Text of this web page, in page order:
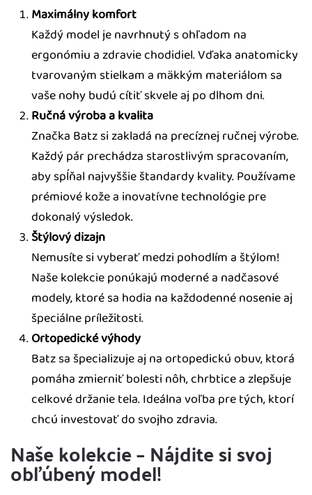
Maximálny komfort
Každý model je navrhnutý s ohľadom na
ergonómiu a zdravie chodidiel. Vďaka anatomicky
tvarovaným stielkam a mäkkým materiálom sa
vaše nohy budú cítiť skvele aj po dlhom dni.
Ručná výroba a kvalita
Značka Batz si zakladá na precíznej ručnej výrobe.
Každý pár prechádza starostlivým spracovaním,
aby spĺňal najvyššie štandardy kvality. Používame
prémiové kože a inovatívne technológie pre
dokonalý výsledok.
Štýlový dizajn
Nemusíte si vyberať medzi pohodlím a štýlom!
Naše kolekcie ponúkajú moderné a nadčasové
modely, ktoré sa hodia na každodenné nosenie aj
špeciálne príležitosti.
Ortopedické výhody
Batz sa špecializuje aj na ortopedickú obuv, ktorá
pomáha zmierniť bolesti nôh, chrbtice a zlepšuje
celkové držanie tela. Ideálna voľba pre tých, ktorí
chcú investovať do svojho zdravia.
Naše kolekcie – Nájdite si svoj
obľúbený model!